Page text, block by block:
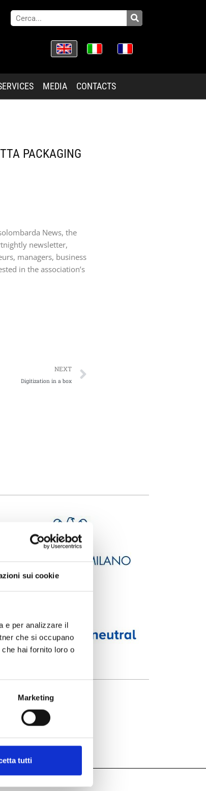
sui cookie
e per analizzare il
che si occupano
hai fornito loro o
Marketing
tutti
MEDIA CONTACTS
PACKAGING
News, the
newsletter,
managers, business
in the association’s
NEXT
Digitization in a box